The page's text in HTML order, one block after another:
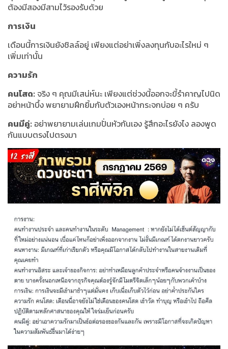
ต้องมีสองมีสามไว้รองรับด้วย
การเงิน
เดือนนี้การเงินยังชิลล์อยู่ เพียงแต่อย่าเพิ่งลงทุนกับอะไรใหม่ ๆ
เพิ่มเท่านั้น
ความรัก
คนโสด:จริง ๆ คุณมีเสน่ห์นะ เพียงแต่ช่วงนี้ออกจะขี้รำคาญไปนิด
อย่าหน้าบึ้ง พยายามฝึกยิ้มกับตัวเองหน้ากระจกบ่อย ๆ ครับ
คนมีคู่: อย่าพยายามเล่นเกมปั่นหัวกันเอง รู้สึกอะไรยังไง ลองพูด
กันแบบตรงไปตรงมา